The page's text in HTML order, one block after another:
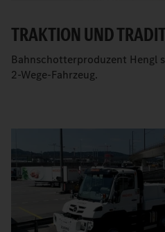
TRAKTION UND
Bahnschotterproduzent Hengl
2-Wege-Fahrzeug.